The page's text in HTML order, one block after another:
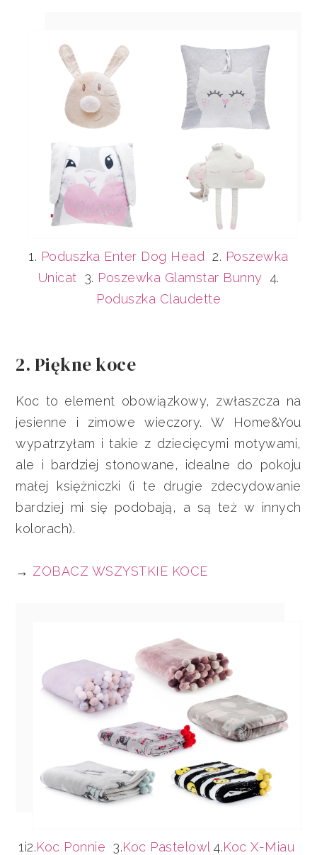
1. Poduszka Enter Dog Head 2. Poszewka
Unicat 3. Poszewka Glamstar Bunny 4.
Poduszka Claudette
2. Piękne koce
Koc to element obowiązkowy, zwłaszcza na
jesienne i zimowe wieczory. W Home&You
wypatrzyłam i takie z dziecięcymi motywami,
ale i bardziej stonowane, idealne do pokoju
małej księżniczki (i te drugie zdecydowanie
bardziej mi się podobają, a są też w innych
kolorach).
→ ZOBACZ WSZYSTKIE KOCE
1i2.Koc Ponnie 3.Koc Pastelowl 4.Koc X-Miau